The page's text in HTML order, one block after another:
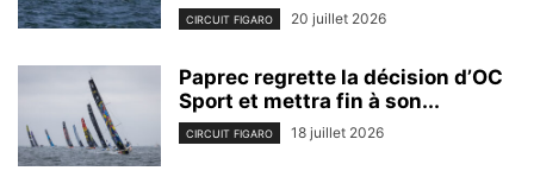
CIRCUIT FIGARO 20 juillet 2026
Paprec regrette la décision d’OC
Sport et mettra fin à son...
CIRCUIT FIGARO 18 juillet 2026